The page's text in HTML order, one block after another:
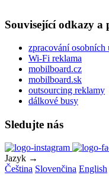
Související odkazy a
zpracování osobních
Wi-Fi reklama
mobilboard.cz
mobilboard.sk
outsourcing reklamy
dálkové busy
Sledujte nás
Jazyk →
Čeština Slovenčina English